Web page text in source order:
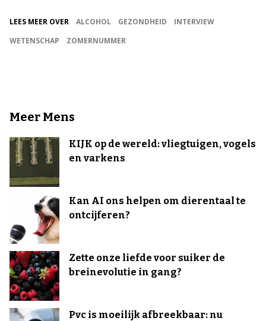
LEES MEER OVER ALCOHOL GEZONDHEID
INTERVIEW
WETENSCHAP
ZOMERNUMMER
Meer Mens
KIJK op de wereld: vliegtuigen, vogels
en varkens
Kan AI ons helpen om dierentaal te
ontcijferen?
Zette onze liefde voor suiker de
breinevolutie in gang?
Pvc is moeilijk afbreekbaar: nu